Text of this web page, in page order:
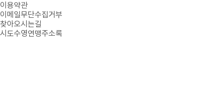
이용약관
이메일무단수집거부
찾아오시는길
시도수영연맹주소록